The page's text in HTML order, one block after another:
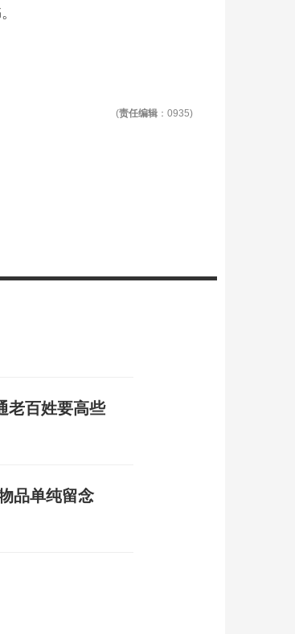
(责任编辑 ：0935)
老百姓要高些
品单纯留念